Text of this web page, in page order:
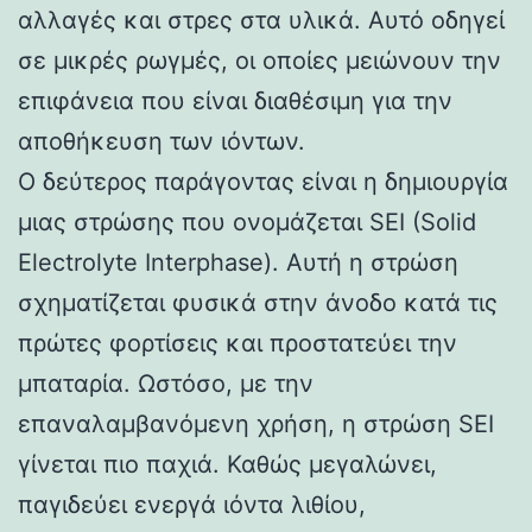
αλλαγές και στρες στα υλικά. Αυτό οδηγεί
σε μικρές ρωγμές, οι οποίες μειώνουν την
επιφάνεια που είναι διαθέσιμη για την
αποθήκευση των ιόντων.
Ο δεύτερος παράγοντας είναι η δημιουργία
μιας στρώσης που ονομάζεται SEI (Solid
Electrolyte Interphase). Αυτή η στρώση
σχηματίζεται φυσικά στην άνοδο κατά τις
πρώτες φορτίσεις και προστατεύει την
μπαταρία. Ωστόσο, με την
επαναλαμβανόμενη χρήση, η στρώση SEI
γίνεται πιο παχιά. Καθώς μεγαλώνει,
παγιδεύει ενεργά ιόντα λιθίου,